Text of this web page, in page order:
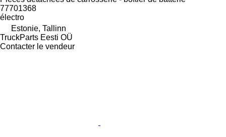
77701368
électro
Estonie, Tallinn
TruckParts Eesti OÜ
Contacter le vendeur